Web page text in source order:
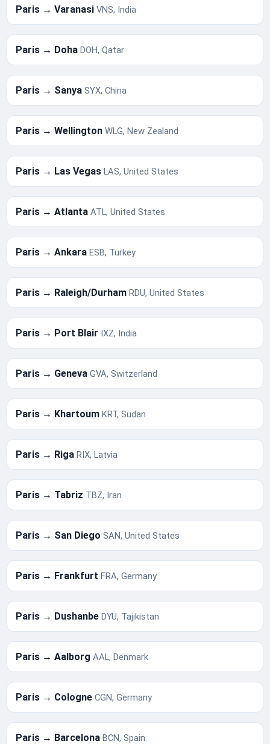
Paris → VaranasiVNS, India
Paris → DohaDOH, Qatar
Paris → SanyaSYX, China
Paris → WellingtonWLG, New Zealand
Paris → Las VegasLAS, United States
Paris → AtlantaATL, United States
Paris → AnkaraESB, Turkey
Paris → Raleigh/DurhamRDU, United States
Paris → Port Blair IXZ, India
Paris → GenevaGVA, Switzerland
Paris → KhartoumKRT, Sudan
Paris → RigaRIX, Latvia
Paris → Tabriz TBZ, Iran
Paris → San DiegoSAN, United States
Paris → FrankfurtFRA, Germany
Paris → DushanbeDYU, Tajikistan
Paris → AalborgAAL, Denmark
Paris → CologneCGN, Germany
Paris → BarcelonaBCN, Spain